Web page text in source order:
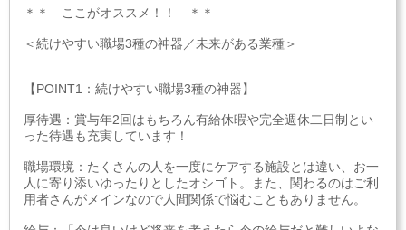
＊＊ ここがオススメ！！ ＊＊
＜続けやすい職場3種の神器／未来がある業種＞
【POINT1：続けやすい職場3種の神器】
厚待遇：賞与年2回はもちろん有給休暇や完全週休二日制とい
った待遇も充実しています！
職場環境：たくさんの人を一度にケアする施設とは違い、お一
人に寄り添いゆったりとしたオシゴト。また、関わるのはご利
用者さんがメインなので人間関係で悩むこともありません。